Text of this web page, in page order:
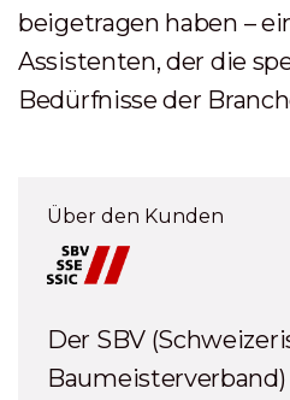
beigetragen haben –
Assistenten, der die
Bedürfnisse der
Über den Kunden
Der SBV